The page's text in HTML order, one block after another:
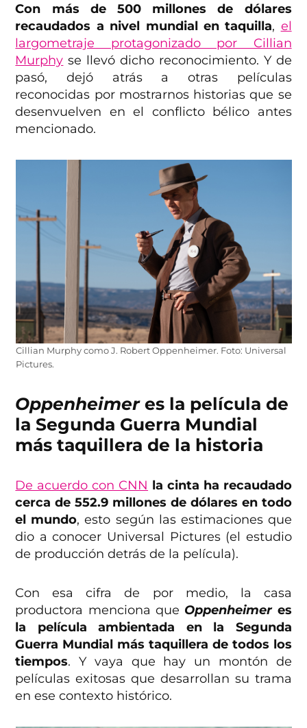
Con más de 500 millones de dólares
recaudados a nivel mundial en taquilla, el
largometraje protagonizado por Cillian
Murphy se llevó dicho reconocimiento. Y de
pasó, dejó atrás a otras películas
reconocidas por mostrarnos historias que se
desenvuelven en el conflicto bélico antes
mencionado.
Cillian Murphy como J. Robert Oppenheimer. Foto: Universal
Pictures.
Oppenheimeres la película de
la Segunda Guerra Mundial
más taquillera de la historia
De acuerdo con CNN la cinta ha recaudado
cerca de 552.9 millones de dólares en todo
el mundo, esto según las estimaciones que
dio a conocer Universal Pictures (el estudio
de producción detrás de la película).
Con esa cifra de por medio, la casa
productora menciona que Oppenheimeres
la película ambientada en la Segunda
Guerra Mundial más taquillera de todos los
tiempos. Y vaya que hay un montón de
películas exitosas que desarrollan su trama
en ese contexto histórico.